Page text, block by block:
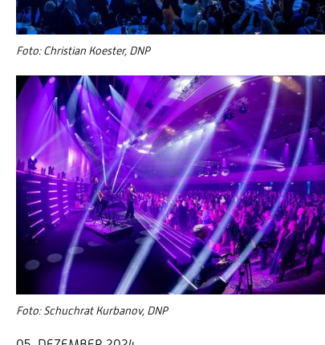
Foto: Christian Koester, DNP
Foto: Schuchrat Kurbanov, DNP